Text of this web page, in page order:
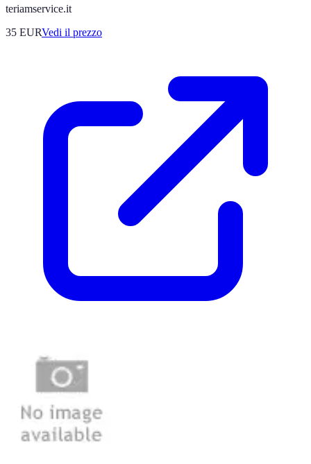
teriamservice.it
35 EURVedi il prezzo